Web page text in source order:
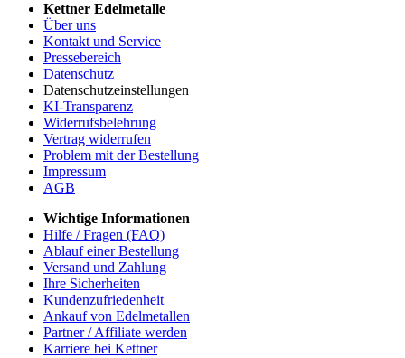
Kettner Edelmetalle
Über uns
Kontakt und Service
Pressebereich
Datenschutz
Datenschutzeinstellungen
KI-Transparenz
Widerrufsbelehrung
Vertrag widerrufen
Problem mit der Bestellung
Impressum
AGB
Wichtige Informationen
Hilfe / Fragen (FAQ)
Ablauf einer Bestellung
Versand und Zahlung
Ihre Sicherheiten
Kundenzufriedenheit
Ankauf von Edelmetallen
Partner / Affiliate werden
Karriere bei Kettner